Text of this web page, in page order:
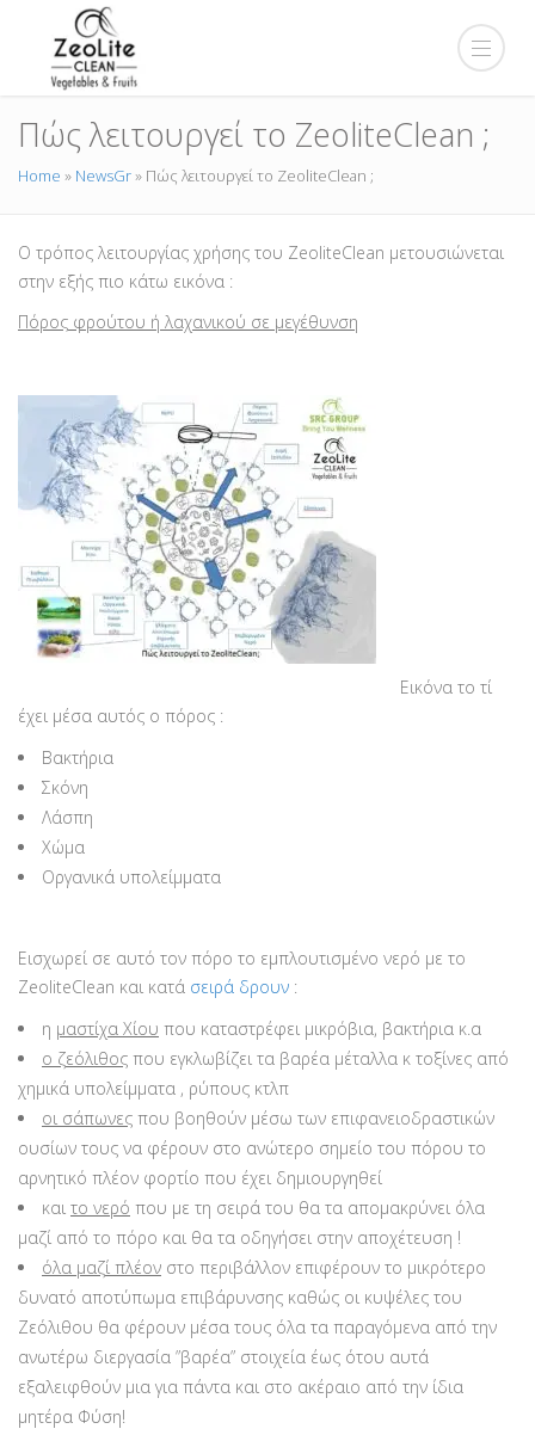
Πώς λειτουργεί το ZeoliteClean ;
Home » NewsGr» Πώς λειτουργεί το ZeoliteClean ;
Ο τρόπος λειτουργίας χρήσης του ZeoliteClean μετουσιώνεται
στην εξής πιο κάτω εικόνα :
Πόρος φρούτου ή λαχανικού σε μεγέθυνση
Eικόνα το τί
έχει μέσα αυτός ο πόρος :
Βακτήρια
Σκόνη
Λάσπη
Χώμα
Οργανικά υπολείμματα
Εισχωρεί σε αυτό τον πόρο το εμπλουτισμένο νερό με το
ZeoliteClean και κατά σειρά δρουν :
η μαστίχα Χίου που καταστρέφει μικρόβια, βακτήρια κ.α
ο ζεόλιθος που εγκλωβίζει τα βαρέα μέταλλα κ τοξίνες από
χημικά υπολείμματα , ρύπους κτλπ
οι σάπωνες που βοηθούν μέσω των επιφανειοδραστικών
ουσίων τους να φέρουν στο ανώτερο σημείο του πόρου το
αρνητικό πλέον φορτίο που έχει δημιουργηθεί
και το νερό που με τη σειρά του θα τα απομακρύνει όλα
μαζί από το πόρο και θα τα οδηγήσει στην αποχέτευση !
όλα μαζί πλέον στο περιβάλλον επιφέρουν το μικρότερο
δυνατό αποτύπωμα επιβάρυνσης καθώς οι κυψέλες του
Ζεόλιθου θα φέρουν μέσα τους όλα τα παραγόμενα από την
ανωτέρω διεργασία ”βαρέα” στοιχεία έως ότου αυτά
εξαλειφθούν μια για πάντα και στο ακέραιο από την ίδια
μητέρα Φύση!